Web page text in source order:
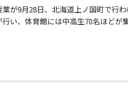
が9月28日、北海道上ノ国町で行
い、体育館には中高生70名ほどが